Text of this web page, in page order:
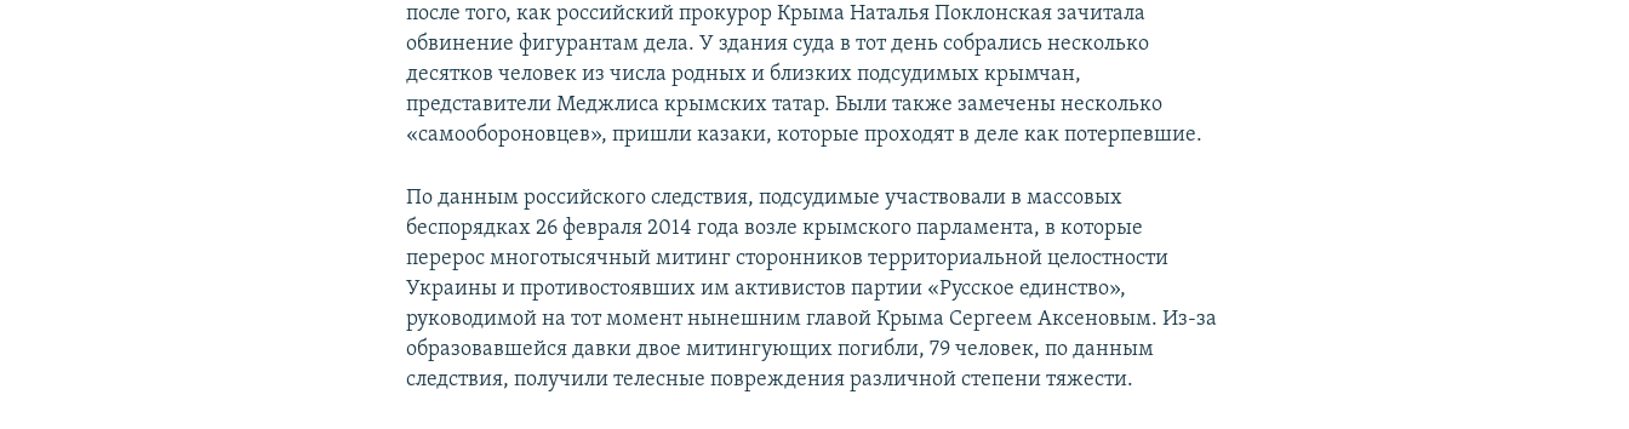
после того, как российский прокурор Крыма Наталья Поклонская зачитала
обвинение фигурантам дела. У здания суда в тот день собрались несколько
десятков человек из числа родных и близких подсудимых крымчан,
представители Меджлиса крымских татар. Были также замечены несколько
«самообороновцев», пришли казаки, которые проходят в деле как потерпевшие.
По данным российского следствия, подсудимые участвовали в массовых
беспорядках 26 февраля 2014 года возле крымского парламента, в которые
перерос многотысячный митинг сторонников территориальной целостности
Украины и противостоявших им активистов партии «Русское единство»,
руководимой на тот момент нынешним главой Крыма Сергеем Аксеновым. Из-за
образовавшейся давки двое митингующих погибли, 79 человек, по данным
следствия, получили телесные повреждения различной степени тяжести.